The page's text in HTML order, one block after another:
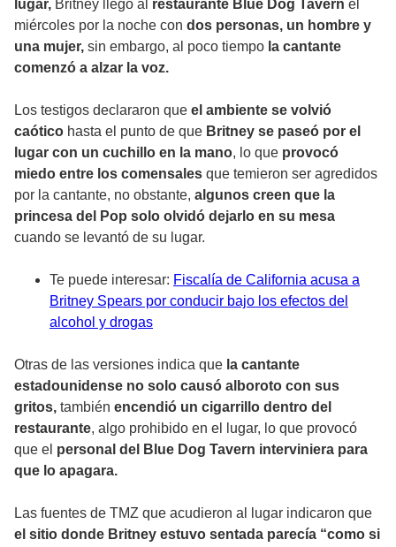
lugar, Britney llegó al restaurante Blue Dog Tavern el
miércoles por la noche con dos personas, un hombre y
una mujer, sin embargo, al poco tiempo la cantante
comenzó a alzar la voz.
Los testigos declararon que el ambiente se volvió
caótico hasta el punto de que Britney se paseó por el
lugar con un cuchillo en la mano, lo que provocó
miedo entre los comensales que temieron ser agredidos
por la cantante, no obstante, algunos creen que la
princesa del Pop solo olvidó dejarlo en su mesa
cuando se levantó de su lugar.
Te puede interesar: Fiscalía de California acusa a
Britney Spears por conducir bajo los efectos del
alcohol y drogas
Otras de las versiones indica que la cantante
estadounidense no solo causó alboroto con sus
gritos, también encendió un cigarrillo dentro del
restaurante, algo prohibido en el lugar, lo que provocó
que el personal del Blue Dog Tavern interviniera para
que lo apagara.
Las fuentes de TMZ que acudieron al lugar indicaron que
el sitio donde Britney estuvo sentada parecía “como si